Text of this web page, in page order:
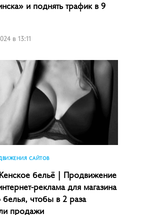
и поднять трафик в 9
в 13:11
САЙТОВ
бельё | Продвижение
реклама для магазина
чтобы в 2 раза
продажи